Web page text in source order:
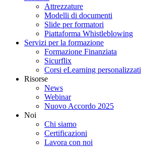
Attrezzature
Modelli di documenti
Slide per formatori
Piattaforma Whistleblowing
Servizi per la formazione
Formazione Finanziata
Sicurflix
Corsi eLearning personalizzati
Risorse
News
Webinar
Nuovo Accordo 2025
Noi
Chi siamo
Certificazioni
Lavora con noi